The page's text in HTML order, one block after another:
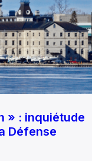
» : inquiétude
Défense